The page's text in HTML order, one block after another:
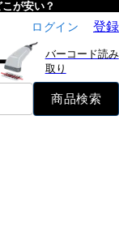
が安い？
ログイン 登録
バーコード読み
取り
商品検索